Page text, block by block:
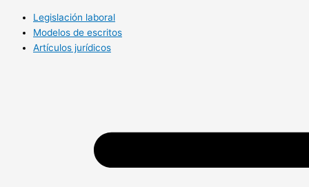
Legislación laboral
Modelos de escritos
Artículos jurídicos